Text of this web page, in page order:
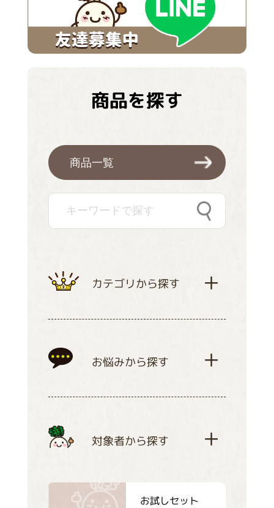
商品を探す
商品一覧
カテゴリから探す
お悩みから探す
対象者から探す
お試しセット